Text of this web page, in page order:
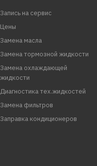
Запись на сервис
Цены
Замена масла
Замена тормозной жидкости
Замена охлаждающей
жидкости
Диагностика тех.жидкостей
Замена фильтров
Заправка кондиционеров